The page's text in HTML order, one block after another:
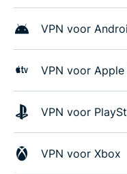
VPN voor
VPN voor Apple
VPN voor
VPN voor Xbox